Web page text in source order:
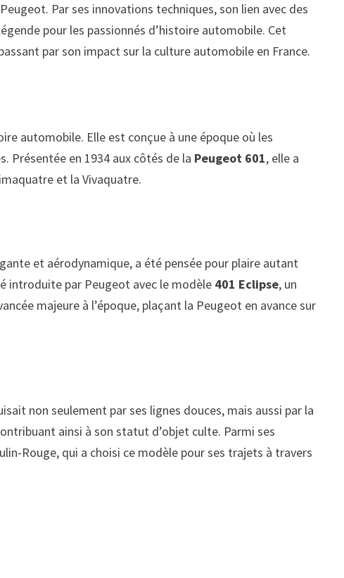
Par ses innovations techniques, son lien avec des
pour les passionnés d’histoire automobile. Cet
par son impact sur la culture automobile en France.
automobile. Elle est conçue à une époque où les
Présentée en 1934 aux côtés de la Peugeot 601, elle a
et la Vivaquatre.
et aérodynamique, a été pensée pour plaire autant
introduite par Peugeot avec le modèle 401 Eclipse, un
majeure à l’époque, plaçant la Peugeot en avance sur
non seulement par ses lignes douces, mais aussi par la
ainsi à son statut d’objet culte. Parmi ses
Rouge, qui a choisi ce modèle pour ses trajets à travers